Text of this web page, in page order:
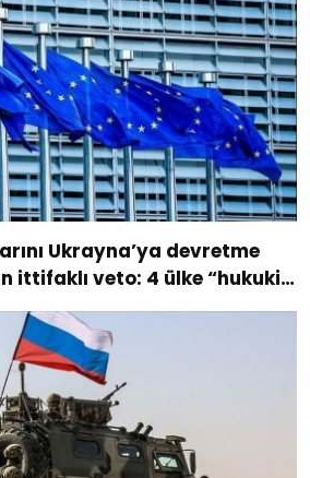
Ukrayna’ya devretme
ittifaklı veto: 4 ülke “hukuki
çıktı